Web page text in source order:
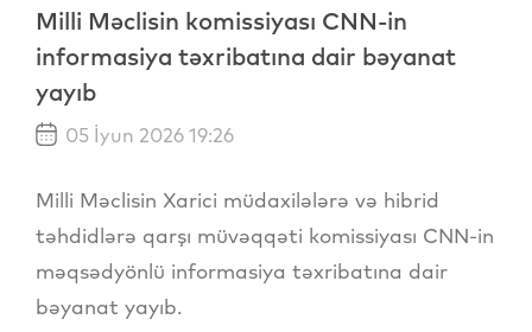
Milli Məclisin komissiyası CNN-in
informasiya təxribatına dair bəyanat
yayıb
05 İyun 2026 19:26
Milli Məclisin Xarici müdaxilələrə və hibrid
təhdidlərə qarşı müvəqqəti komissiyası CNN-in
məqsədyönlü informasiya təxribatına dair
bəyanat yayıb.